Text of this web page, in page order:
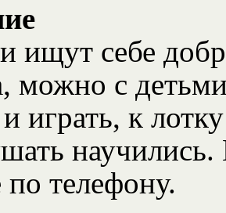
себе
можно с
играть, к
по телефону.